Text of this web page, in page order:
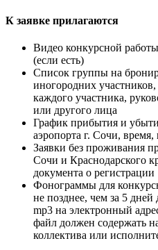
К заявке прилагаются
Видео конкурсной
(если есть)
Список группы на
иногородних
каждого участника,
или другого лица
График прибытия и
аэропорта г. Сочи, время,
Заявки без проживания
Сочи и Краснодарского
документа о регистрации
Фонограммы для
не позднее, чем за 5 дней
mp3 на электронный
файл должен содержать
коллектива или